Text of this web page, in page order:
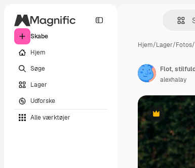
Skabe
Hjem
Søge
Lager
Udforske
Alle værktøjer
Hjem/Lager/Fotos/
Præmie
alexhalay